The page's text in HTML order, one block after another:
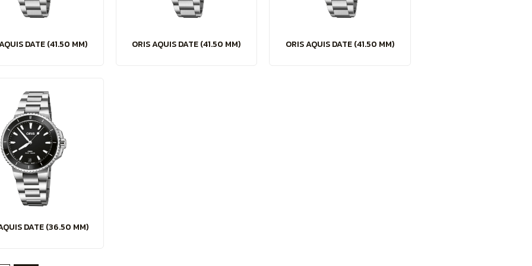
DATE (41.50 MM) ORIS AQUIS DATE (41.50 MM) ORIS AQUIS DATE (41.50 MM)
DATE (36.50 MM)